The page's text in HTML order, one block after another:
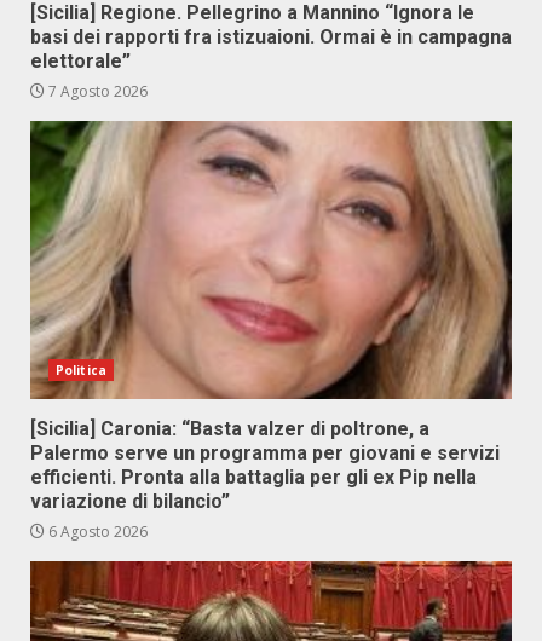
[Sicilia] Regione. Pellegrino a Mannino “Ignora le
basi dei rapporti fra istizuaioni. Ormai è in campagna
elettorale”
7 Agosto 2026
Politica
[Sicilia] Caronia: “Basta valzer di poltrone, a
Palermo serve un programma per giovani e servizi
efficienti. Pronta alla battaglia per gli ex Pip nella
variazione di bilancio”
6 Agosto 2026